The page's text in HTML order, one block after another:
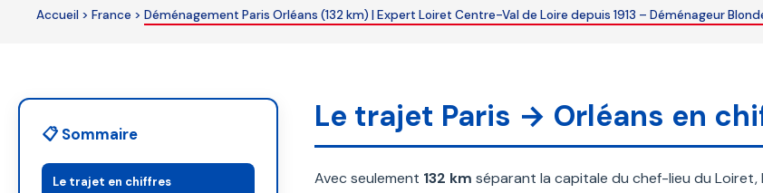
left
Accueil > France > Déménagement Paris Orléans (132 km) | Expert Loiret Centre-Val de Loire depuis 1913 – Déménageur
📋 Sommaire
Le trajet en chiffres
Le trajet Paris → Orléans en
Avec seulement 132 km séparant la capitale du chef-lieu du